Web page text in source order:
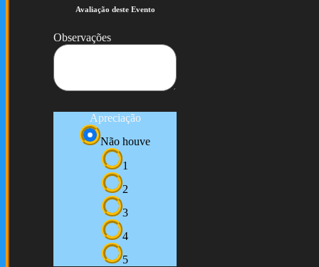
Avaliação deste Evento
Observações
Apreciação
Não houve
1
2
3
4
5